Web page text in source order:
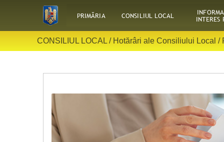
PRIMĂRIA CONSILIUL LOCAL INTERES
CONSILIUL LOCAL / Hotărâri ale Consiliului Local /